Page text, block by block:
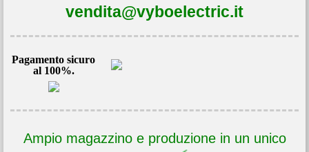
vendita@vyboelectric.it
Pagamento sicuro
al 100%.
Ampio magazzino e produzione in un unico